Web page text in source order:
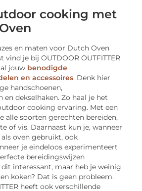
cooking met
en maten voor Dutch Oven
vind je bij OUTDOOR OUTFITTER
jouw benodigde
en accessoires. Denk hier
handschoenen,
en dekselhaken. Zo haal je het
cooking ervaring. Met een
alle soorten gerechten bereiden,
of vis. Daarnaast kun je, wanneer
oven gebruikt, ook
je eindeloos experimenteert
bereidingswijzen
interessant, maar heb je weinig
koken? Dat is geen probleem.
heeft ook verschillende